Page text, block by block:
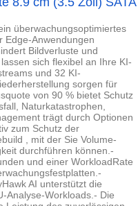
überwachungsoptimiertes
Edge-Anwendungen
Bildverluste und
sich flexibel an Ihre KI-
und 32 KI-
sorgen für
von 90 % bietet Schutz
Naturkatastrophen,
trägt durch Optionen
zum Schutz der
, mit der Sie Volume-
durchführen können.-
und einer WorkloadRate
AI unterstützt die
Analyse-Workloads.- Die